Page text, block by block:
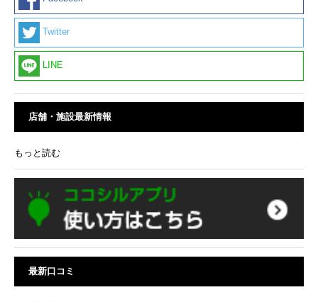
Twitter
LINE
店舗・施設最新情報
もっと読む
最新口コミ